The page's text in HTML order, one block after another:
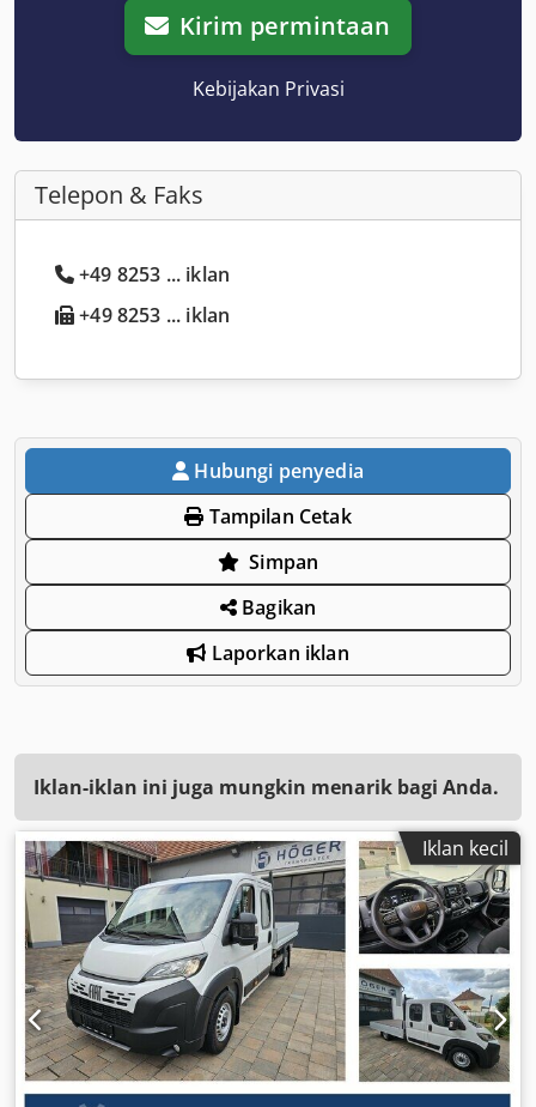
Kirim permintaan
Kebijakan Privasi
Telepon & Faks
+49 8253 ... iklan
+49 8253 ... iklan
Hubungi penyedia
Tampilan Cetak
Simpan
Bagikan
Laporkan iklan
Iklan-iklan ini juga mungkin menarik bagi Anda.
Iklan kecil